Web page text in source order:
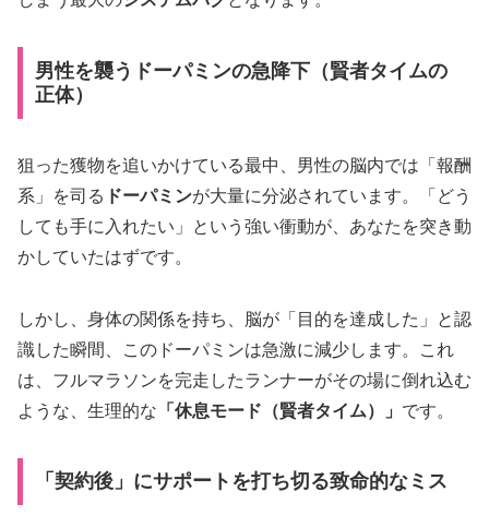
男性を襲うドーパミンの急降下（賢者タイムの
正体）
狙った獲物を追いかけている最中、男性の脳内では「報酬
系」を司る ドーパミンが大量に分泌されています。「どう
しても手に入れたい」という強い衝動が、あなたを突き動
かしていたはずです。
しかし、身体の関係を持ち、脳が「目的を達成した」と認
識した瞬間、このドーパミンは急激に減少します。これ
は、フルマラソンを完走したランナーがその場に倒れ込む
ような、生理的な 「休息モード（賢者タイム）」 です。
「契約後」にサポートを打ち切る致命的なミス